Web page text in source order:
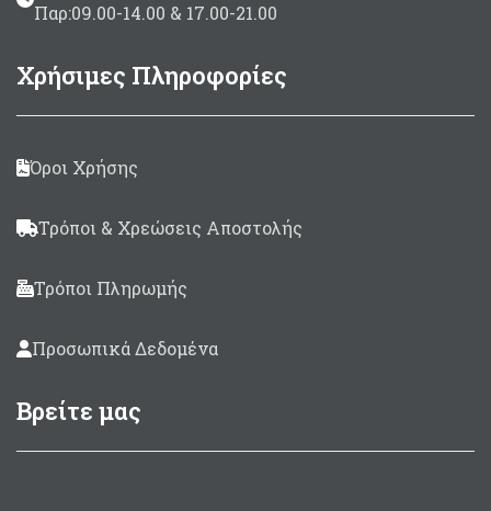
Παρ:09.00-14.00 & 17.00-21.00
Χρήσιμες Πληροφορίες
Όροι Χρήσης
Τρόποι & Χρεώσεις Αποστολής
Τρόποι Πληρωμής
Προσωπικά Δεδομένα
Βρείτε μας